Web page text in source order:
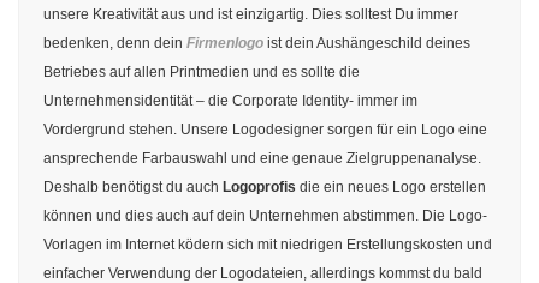
unsere Kreativität aus und ist einzigartig. Dies solltest Du immer
bedenken, denn dein Firmenlogo ist dein Aushängeschild deines
Betriebes auf allen Printmedien und es sollte die
Unternehmensidentität – die Corporate Identity- immer im
Vordergrund stehen. Unsere Logodesigner sorgen für ein Logo eine
ansprechende Farbauswahl und eine genaue Zielgruppenanalyse.
Deshalb benötigst du auch Logoprofis die ein neues Logo erstellen
können und dies auch auf dein Unternehmen abstimmen. Die Logo-
Vorlagen im Internet ködern sich mit niedrigen Erstellungskosten und
einfacher Verwendung der Logodateien, allerdings kommst du bald